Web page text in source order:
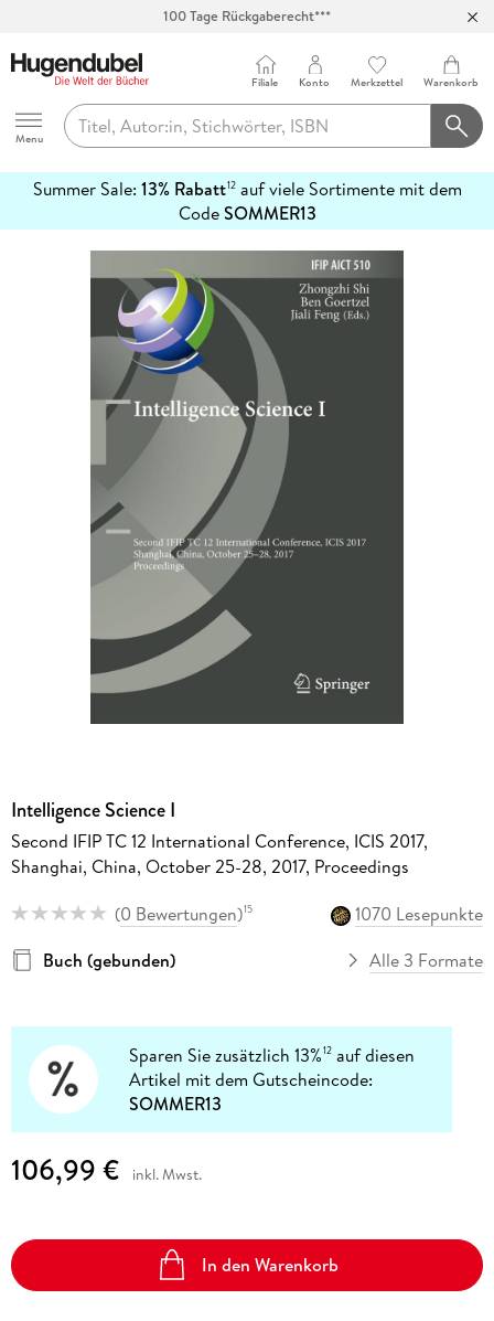
100 Tage Rückgaberecht***
Hugendubel
Menu
Filiale Konto Merkzettel Warenkorb
Summer Sale: 13% Rabatt12auf viele Sortimente mit dem
CodeSOMMER13
erfahren
Intelligence Science I
Second IFIP TC 12 International Conference, ICIS 2017,
Shanghai, China, October 25-28, 2017, Proceedings
(0 Bewertungen)15
1070 Lesepunkte
Buch (gebunden)
Alle 3 Formate
Sparen Sie zusätzlich 13%12 auf diesen
Artikel mit dem Gutscheincode:
SOMMER13
106,99 € inkl. Mwst.
In den Warenkorb